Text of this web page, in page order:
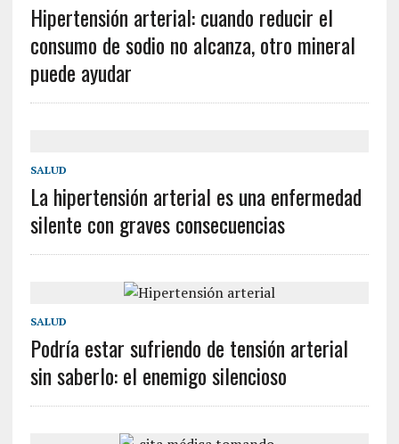
Hipertensión arterial: cuando reducir el
consumo de sodio no alcanza, otro mineral
puede ayudar
SALUD
La hipertensión arterial es una enfermedad
silente con graves consecuencias
SALUD
Podría estar sufriendo de tensión arterial
sin saberlo: el enemigo silencioso